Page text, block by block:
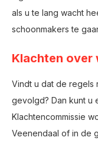
als u te lang wacht
schoonmakers te
Klachten over
Vindt u dat de regels
gevolgd? Dan kunt u
Klachtencommissie
Veenendaal of in de